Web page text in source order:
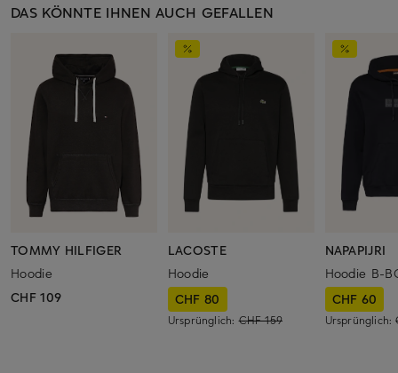
DAS KÖNNTE IHNEN AUCH GEFALLEN
TOMMY HILFIGER
Hoodie
CHF 109
LACOSTE
Hoodie
CHF 80
Ursprünglich:CHF 159
NAPAPIJRI
Hoodie B-
CHF 60
Ursprünglich: